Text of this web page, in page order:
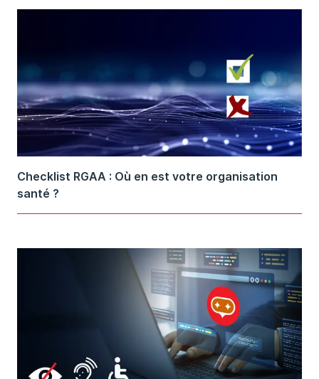
Checklist RGAA : Où en est votre organisation
santé ?